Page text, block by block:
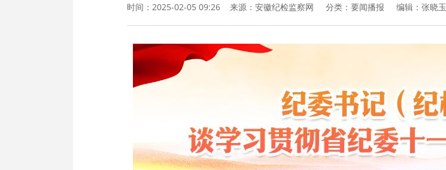
时间：2025-02-05 09:26 来源： 安徽纪检监察网 分类：要闻播报 编辑：张晓玉